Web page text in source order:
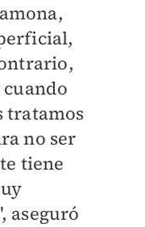
cuando
tratamos
no ser
tiene
aseguró